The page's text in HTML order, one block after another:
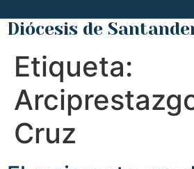
Diócesis de
Etiqueta:
Cruz